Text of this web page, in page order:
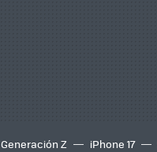
Generación Z iPhone 17